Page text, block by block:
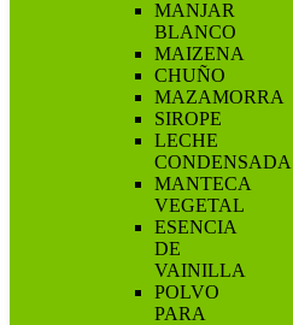
MANJAR
BLANCO
MAIZENA
CHUÑO
MAZAMORRA
SIROPE
LECHE
CONDENSADA
MANTECA
VEGETAL
ESENCIA
DE
VAINILLA
POLVO
PARA